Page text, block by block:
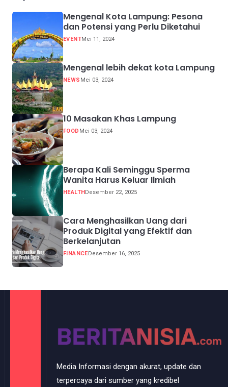
Mengenal Kota Lampung: Pesona
dan Potensi yang Perlu Diketahui
EVENTMei 11, 2024
Mengenal lebih dekat kota Lampung
NEWS Mei 03, 2024
10 Masakan Khas Lampung
FOOD Mei 03, 2024
Berapa Kali Seminggu Sperma
Wanita Harus Keluar Ilmiah
HEALTH Desember 22, 2025
Cara Menghasilkan Uang dari
Produk Digital yang Efektif dan
Berkelanjutan
FINANCEDesember 16, 2025
Media Informasi dengan akurat, update dan
terpercaya dari sumber yang kredibel